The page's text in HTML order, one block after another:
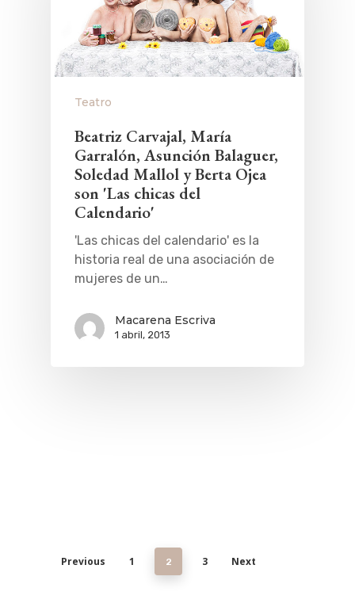
Teatro
Beatriz Carvajal, María
Garralón, Asunción Balaguer,
Soledad Mallol y Berta Ojea
son 'Las chicas del
Calendario'
'Las chicas del calendario' es la
historia real de una asociación de
mujeres de un…
Macarena Escriva
1 abril, 2013
Previous 1 2 3 Next